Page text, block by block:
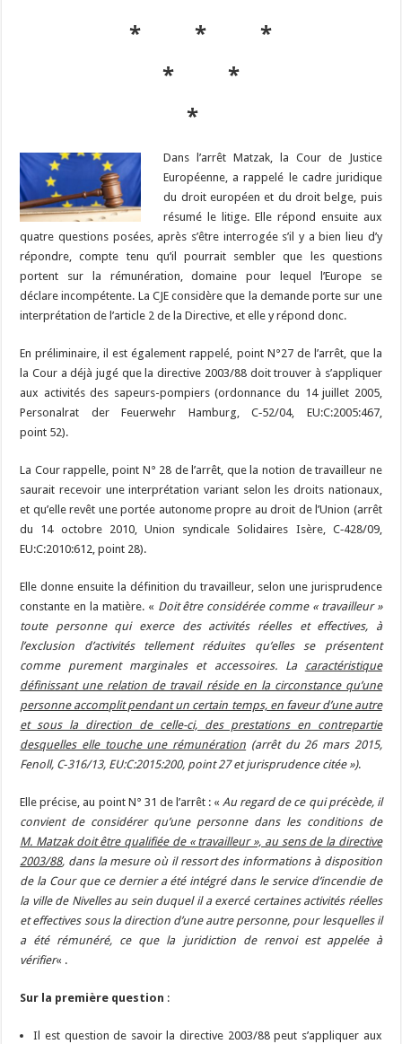
* * *
* *
*
Dans l’arrêt Matzak, la Cour de Justice
Européenne, a rappelé le cadre juridique
du droit européen et du droit belge, puis
résumé le litige. Elle répond ensuite aux
quatre questions posées, après s’être interrogée s’il y a bien lieu d’y
répondre, compte tenu qu’il pourrait sembler que les questions
portent sur la rémunération, domaine pour lequel l’Europe se
déclare incompétente. La CJE considère que la demande porte sur une
interprétation de l’article 2 de la Directive, et elle y répond donc.
En préliminaire, il est également rappelé, point N°27 de l’arrêt, que la
la Cour a déjà jugé que la directive 2003/88 doit trouver à s’appliquer
aux activités des sapeurs-pompiers (ordonnance du 14 juillet 2005,
Personalrat der Feuerwehr Hamburg, C‑52/04, EU:C:2005:467,
point 52).
La Cour rappelle, point N° 28 de l’arrêt, que la notion de travailleur ne
saurait recevoir une interprétation variant selon les droits nationaux,
et qu’elle revêt une portée autonome propre au droit de l’Union (arrêt
du 14 octobre 2010, Union syndicale Solidaires Isère, C‑428/09,
EU:C:2010:612, point 28).
Elle donne ensuite la définition du travailleur, selon une jurisprudence
constante en la matière. « Doit être considérée comme « travailleur »
toute personne qui exerce des activités réelles et effectives, à
l’exclusion d’activités tellement réduites qu’elles se présentent
comme purement marginales et accessoires. La caractéristique
définissant une relation de travail réside en la circonstance qu’une
personne accomplit pendant un certain temps, en faveur d’une autre
et sous la direction de celle-ci, des prestations en contrepartie
desquelles elle touche une rémunération (arrêt du 26 mars 2015,
Fenoll, C‑316/13, EU:C:2015:200, point 27 et jurisprudence citée »).
Elle précise, au point N° 31 de l’arrêt : «Au regard de ce qui précède, il
convient de considérer qu’une personne dans les conditions de
M. Matzak doit être qualifiée de « travailleur », au sens de la directive
2003/88, dans la mesure où il ressort des informations à disposition
de la Cour que ce dernier a été intégré dans le service d’incendie de
la ville de Nivelles au sein duquel il a exercé certaines activités réelles
et effectives sous la direction d’une autre personne, pour lesquelles il
a été rémunéré, ce que la juridiction de renvoi est appelée à
vérifier« .
Sur la première question :
Il est question de savoir la directive 2003/88 peut s’appliquer aux